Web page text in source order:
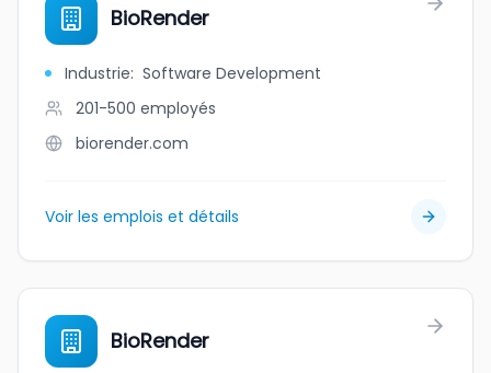
BioRender
Industrie: Software Development
201-500 employés
biorender.com
Voir les emplois et détails
BioRender